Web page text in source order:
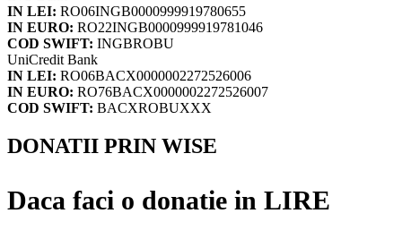
IN LEI: RO06INGB0000999919780655
IN EURO: RO22INGB0000999919781046
COD SWIFT: INGBROBU
UniCredit Bank
IN LEI: RO06BACX0000002272526006
IN EURO: RO76BACX0000002272526007
COD SWIFT: BACXROBUXXX
DONATII PRIN WISE
Daca faci o donatie in LIRE